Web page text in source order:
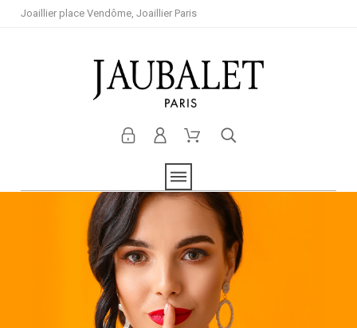
Joaillier place Vendôme, Joaillier Paris